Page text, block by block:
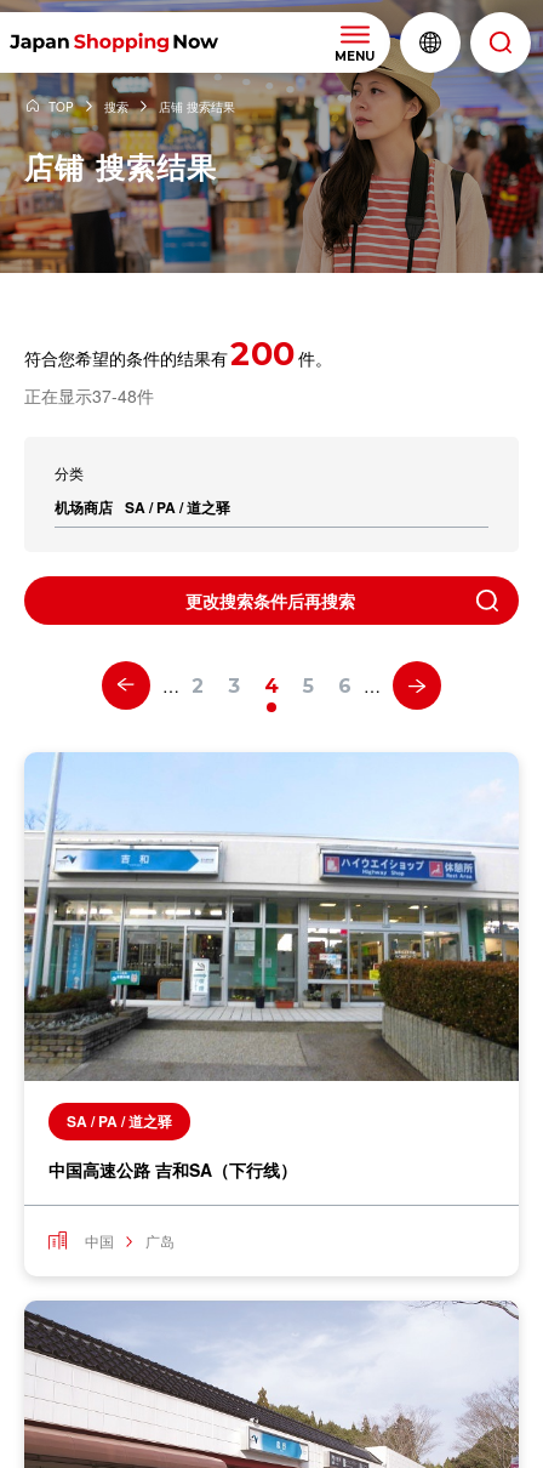
MENU
TOP 搜索 店铺 搜索结果
店铺 搜索结果
符合您希望的条件的结果有200件。
正在显示37-48件
分类
机场商店 SA / PA / 道之驿
更改搜索条件后再搜索
… 2 3 4 5 6 …
SA / PA / 道之驿
中国高速公路 吉和SA（下行线）
中国 广岛